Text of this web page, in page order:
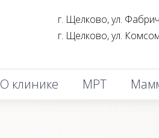
г. Щелково, ул.
г. Щелково, ул.
О клинике МРТ